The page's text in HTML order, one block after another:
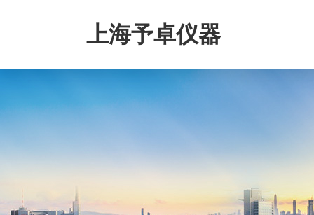
上海予卓仪器